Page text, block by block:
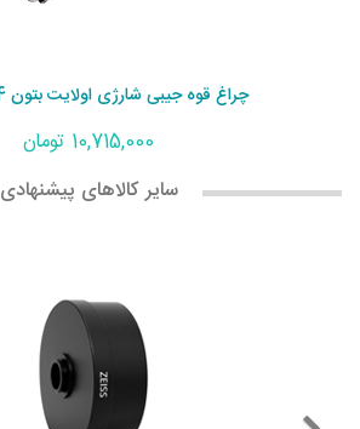
چراغ قوه جیبی شارژی اولایت بتون 4 بلو فانتوم
10,715,000 تومان
سایر کالاهای پیشنهادی